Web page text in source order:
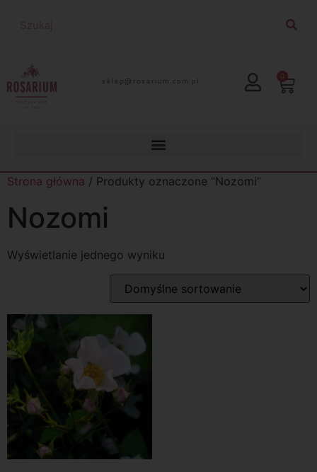
lp.moc.muirasor@pelks 0
Strona główna / Produkty oznaczone “Nozomi”
Nozomi
Wyświetlanie jednego wyniku